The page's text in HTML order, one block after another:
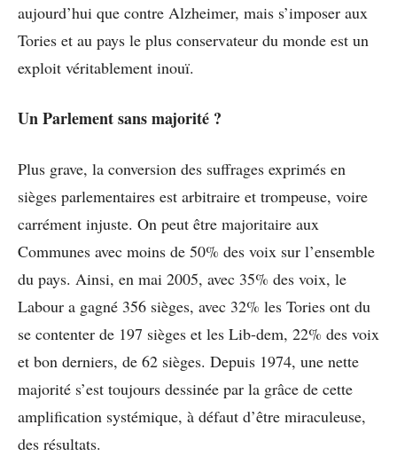
aujourd’hui que contre Alzheimer, mais s’imposer aux
Tories et au pays le plus conservateur du monde est un
exploit véritablement inouï.
Un Parlement sans majorité ?
Plus grave, la conversion des suffrages exprimés en
sièges parlementaires est arbitraire et trompeuse, voire
carrément injuste. On peut être majoritaire aux
Communes avec moins de 50% des voix sur l’ensemble
du pays. Ainsi, en mai 2005, avec 35% des voix, le
Labour a gagné 356 sièges, avec 32% les Tories ont du
se contenter de 197 sièges et les Lib-dem, 22% des voix
et bon derniers, de 62 sièges. Depuis 1974, une nette
majorité s’est toujours dessinée par la grâce de cette
amplification systémique, à défaut d’être miraculeuse,
des résultats.